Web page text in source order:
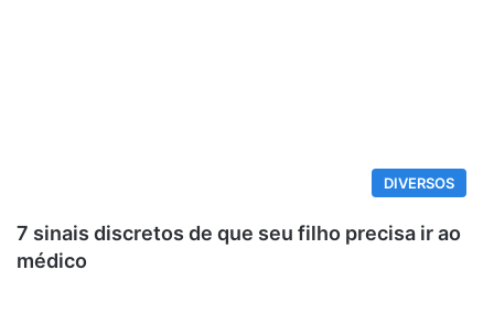
DIVERSOS
7 sinais discretos de que seu filho precisa ir ao
médico